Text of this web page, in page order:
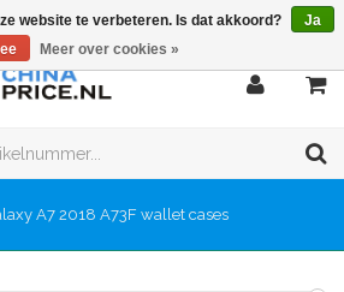
A7 2018 A73F wallet cases
website te verbeteren. Is dat akkoord?
Ja
Meer over cookies »